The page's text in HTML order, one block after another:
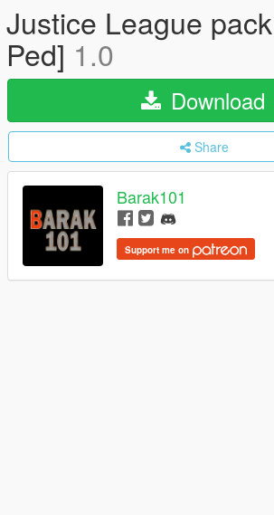
Justice League
Ped] 1.0
Download
Share
Barak101
Support me on